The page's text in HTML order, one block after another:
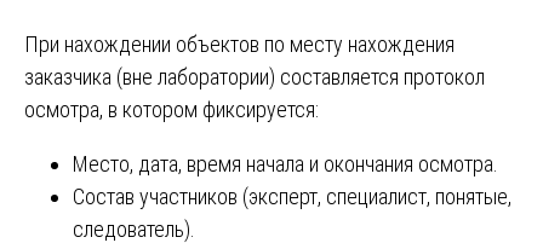
При нахождении объектов по месту нахождения
заказчика (вне лаборатории) составляется протокол
осмотра, в котором фиксируется:
Место, дата, время начала и окончания осмотра.
Состав участников (эксперт, специалист, понятые,
следователь).